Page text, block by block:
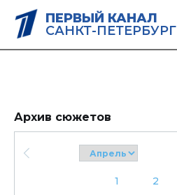
ПЕРВЫЙ КАНАЛ
САНКТ-ПЕТЕРБУРГ
Архив сюжетов
1 2